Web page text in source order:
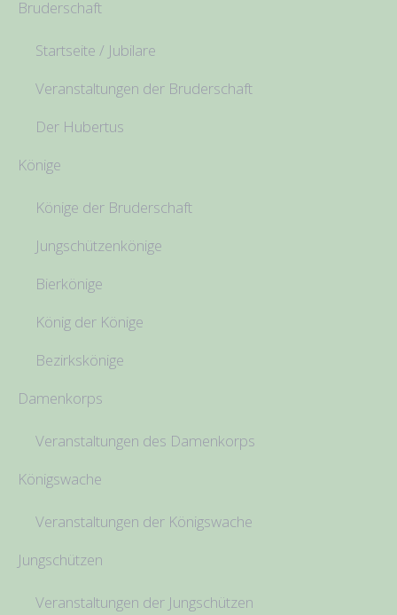
Bruderschaft
Startseite / Jubilare
Veranstaltungen der Bruderschaft
Der Hubertus
Könige
Könige der Bruderschaft
Jungschützenkönige
Bierkönige
König der Könige
Bezirkskönige
Damenkorps
Veranstaltungen des Damenkorps
Königswache
Veranstaltungen der Königswache
Jungschützen
Veranstaltungen der Jungschützen